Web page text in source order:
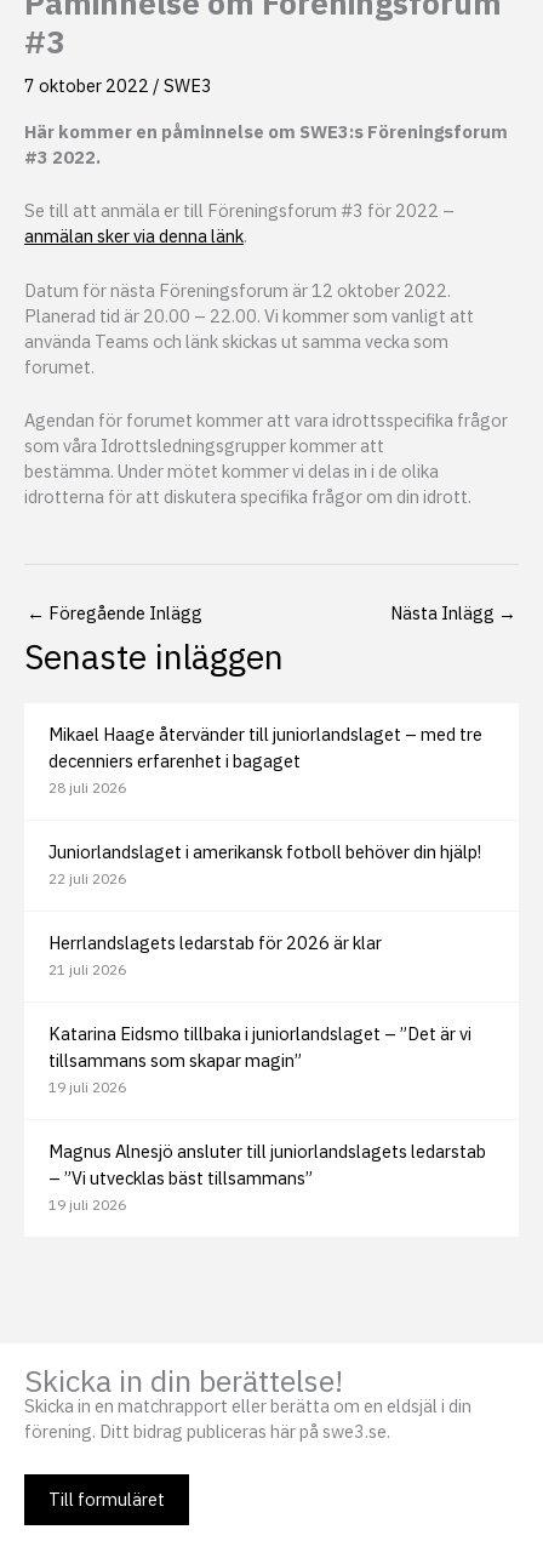
#3
7 oktober 2022 / SWE3
Här kommer en påminnelse om SWE3:s Föreningsforum
#3 2022.
Se till att anmäla er till Föreningsforum #3 för 2022 –
anmälan sker via denna länk.
Datum för nästa Föreningsforum är 12 oktober 2022.
Planerad tid är 20.00 – 22.00. Vi kommer som vanligt att
använda Teams och länk skickas ut samma vecka som
forumet.
Agendan för forumet kommer att vara idrottsspecifika frågor
som våra Idrottsledningsgrupper kommer att
bestämma. Under mötet kommer vi delas in i de olika
idrotterna för att diskutera specifika frågor om din idrott.
← Föregående Inlägg Nästa Inlägg →
Senaste inläggen
Mikael Haage återvänder till juniorlandslaget – med tre
decenniers erfarenhet i bagaget
28 juli 2026
Juniorlandslaget i amerikansk fotboll behöver din hjälp!
22 juli 2026
Herrlandslagets ledarstab för 2026 är klar
21 juli 2026
Katarina Eidsmo tillbaka i juniorlandslaget – ”Det är vi
tillsammans som skapar magin”
19 juli 2026
Magnus Alnesjö ansluter till juniorlandslagets ledarstab
– ”Vi utvecklas bäst tillsammans”
19 juli 2026
Skicka in din berättelse!
Skicka in en matchrapport eller berätta om en eldsjäl i din
förening. Ditt bidrag publiceras här på swe3.se.
Till formuläret